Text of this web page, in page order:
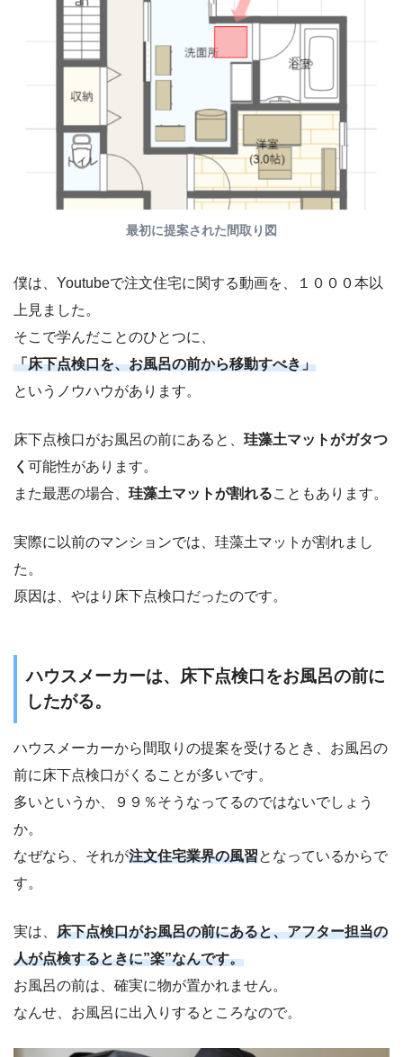
最初に提案された間取り図
僕は、Youtubeで注文住宅に関する動画を、１０００本以
上見ました。
そこで学んだことのひとつに、
「床下点検口を、お風呂の前から移動すべき」
というノウハウがあります。
床下点検口がお風呂の前にあると、 珪藻土マットがガタつ
く 可能性があります。
また最悪の場合、 珪藻土マットが割れることもあります。
実際に以前のマンションでは、珪藻土マットが割れまし
た。
原因は、やはり床下点検口だったのです。
ハウスメーカーは、床下点検口をお風呂の前に
したがる。
ハウスメーカーから間取りの提案を受けるとき、お風呂の
前に床下点検口がくることが多いです。
多いというか、９９％そうなってるのではないでしょう
か。
なぜなら、それが注文住宅業界の風習となっているからで
す。
実は、 床下点検口がお風呂の前にあると、アフター担当の
人が点検するときに”楽”なんです。
お風呂の前は、確実に物が置かれません。
なんせ、お風呂に出入りするところなので。